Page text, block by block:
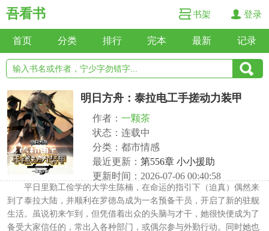
吾看书 书架 登录
首页 分类 排行 完本 最新 记录
明日方舟：泰拉电工手搓动力装甲
作者： 一颗茶
状态：连载中
分类：都市情感
最近更新： 第556章 小小援助
更新时间：2026-07-06 00:40:58
平日里勤工俭学的大学生陈楠，在命运的指引下（迫真）偶然来
到了泰拉大陆，并顺利在罗德岛成为一名预备干员，开启了新的驻舰
生活。虽说初来乍到，但凭借着出众的头脑与才干，她很快便成为了
备受大家信任的，常出入各种部门，或偶尔参与外勤行动。同时她也